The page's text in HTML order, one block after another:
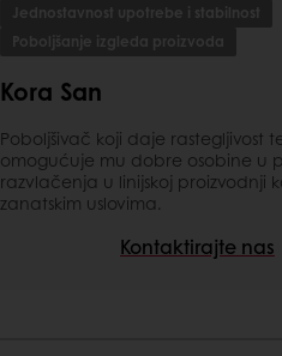
Jednostavnost upotrebe i stabilnost
Poboljšanje izgleda proizvoda
Kora San
Poboljšivač koji daje rastegljivost
omogućuje mu dobre osobine u
razvlačenja u linijskoj proizvodnji
zanatskim uslovima.
Kontaktirajte nas